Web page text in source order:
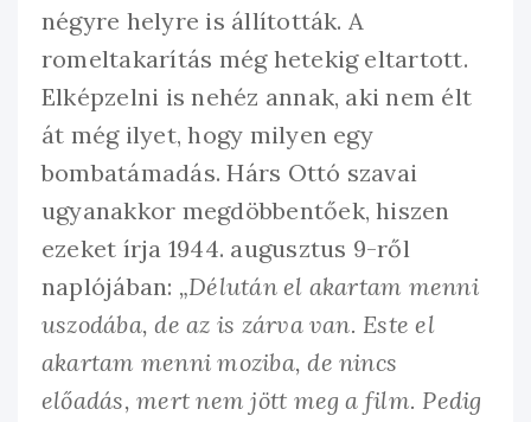
négyre helyre is állították. A
romeltakarítás még hetekig eltartott.
Elképzelni is nehéz annak, aki nem élt
át még ilyet, hogy milyen egy
bombatámadás. Hárs Ottó szavai
ugyanakkor megdöbbentőek, hiszen
ezeket írja 1944. augusztus 9-ről
naplójában: „Délután el akartam menni
uszodába, de az is zárva van. Este el
akartam menni moziba, de nincs
előadás, mert nem jött meg a film. Pedig